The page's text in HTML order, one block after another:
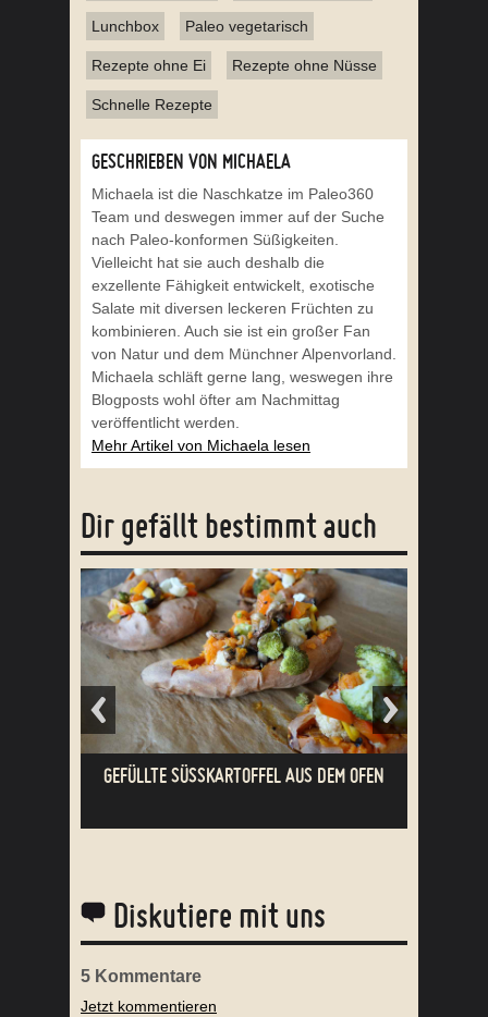
Lunchbox Paleo vegetarisch
Rezepte ohne Ei Rezepte ohne Nüsse
Schnelle Rezepte
GESCHRIEBEN VON MICHAELA
Michaela ist die Naschkatze im Paleo360
Team und deswegen immer auf der Suche
nach Paleo-konformen Süßigkeiten.
Vielleicht hat sie auch deshalb die
exzellente Fähigkeit entwickelt, exotische
Salate mit diversen leckeren Früchten zu
kombinieren. Auch sie ist ein großer Fan
von Natur und dem Münchner Alpenvorland.
Michaela schläft gerne lang, weswegen ihre
Blogposts wohl öfter am Nachmittag
veröffentlicht werden.
Mehr Artikel von Michaela lesen
Dir gefällt bestimmt auch
GEFÜLLTE SÜSSKARTOFFEL AUS DEM OFEN
Diskutiere mit uns
5 Kommentare
Jetzt kommentieren